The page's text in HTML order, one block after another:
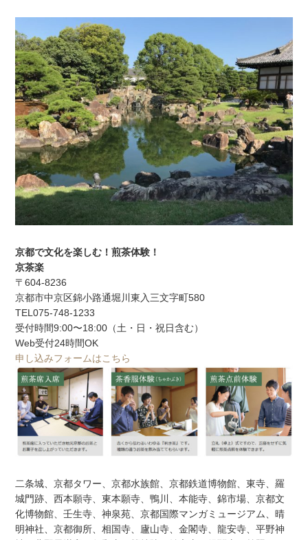
京都で文化を楽しむ！煎茶体験！
京茶楽
〒604‐8236
京都市中京区錦小路通堀川東入三文字町580
TEL075-748-1233
受付時間9:00〜18:00（土・日・祝日含む）
Web受付24時間OK
申し込みフォームはこちら
二条城、京都タワー、京都水族館、京都鉄道博物館、東寺、羅
城門跡、西本願寺、東本願寺、鴨川、本能寺、錦市場、京都文
化博物館、壬生寺、神泉苑、京都国際マンガミュージアム、晴
明神社、京都御所、相国寺、廬山寺、金閣寺、龍安寺、平野神